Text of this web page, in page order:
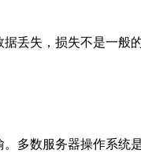
丢失，损失不是一
多数服务器操作系统